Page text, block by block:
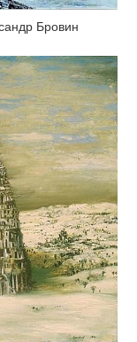
Бровин